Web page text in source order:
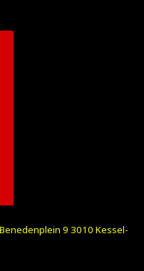
9 3010 Kessel-